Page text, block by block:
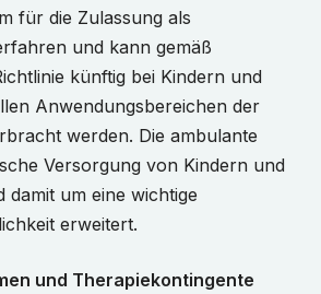
für die Zulassung als
und kann gemäß
künftig bei Kindern und
Anwendungsbereichen der
werden. Die ambulante
Versorgung von Kindern und
damit um eine wichtige
erweitert.
und Therapiekontingente